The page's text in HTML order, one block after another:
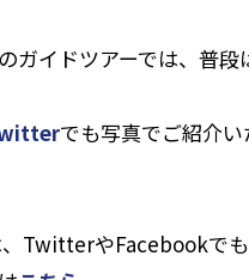
ガイドツアーでは、普
でも写真でご紹介い
TwitterやFacebookで